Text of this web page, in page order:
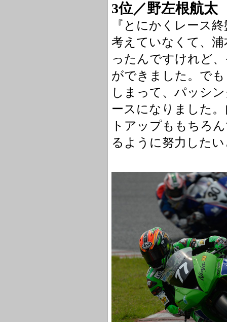
3位／野左根航太
『とにかくレース
考えていなくて、
ったんですけれど
ができました。で
しまって、パッシ
ースになりました
トアップももちろ
るように努力した